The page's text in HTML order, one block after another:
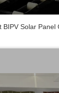
Solar